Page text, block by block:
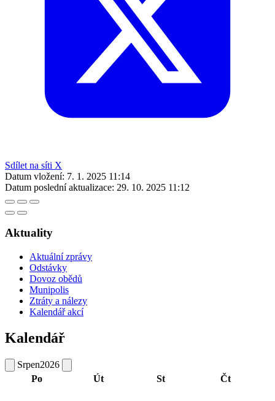
Sdílet na síti X
Datum vložení: 7. 1. 2025 11:14
Datum poslední aktualizace: 29. 10. 2025 11:12
Aktuality
Aktuální zprávy
Odstávky
Dovoz obědů
Munipolis
Ztráty a nálezy
Kalendář akcí
Kalendář
Srpen2026
Po
Út St Čt